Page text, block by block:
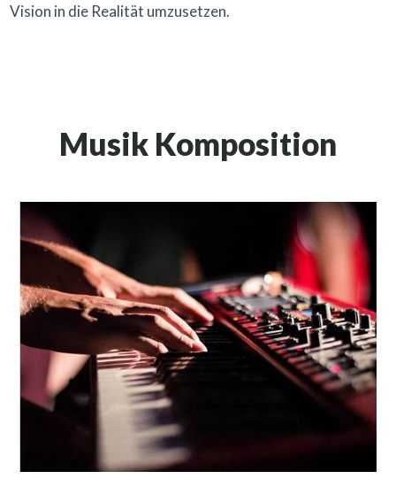
Vision in die Realität umzusetzen.
Musik Komposition